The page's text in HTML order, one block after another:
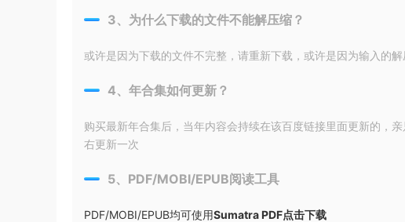
3、为什么下载的文件不能解压缩？
或许是因为下载的文件不完整，请重新下载，或许是因为输入的
4、年合集如何更新？
购买最新年合集后，当年内容会持续在该百度链接里面更新的，
右更新一次
5、PDF/MOBI/EPUB阅读工具
PDF/MOBI/EPUB均可使用Sumatra PDF点击下载